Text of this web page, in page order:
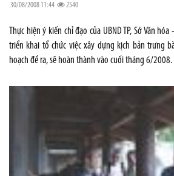
30/08/2008 11:44 2540
Thực hiện ý kiến chỉ đạo của UBND TP, Sở Văn
triển khai tổ chức việc xây dựng kịch bản trưng
hoạch đề ra, sẽ hoàn thành vào cuối tháng 6/2008.